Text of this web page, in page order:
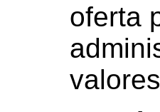
oferta